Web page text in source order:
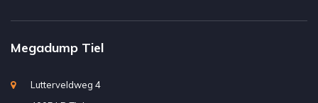
Megadump Tiel
Lutterveldweg 4